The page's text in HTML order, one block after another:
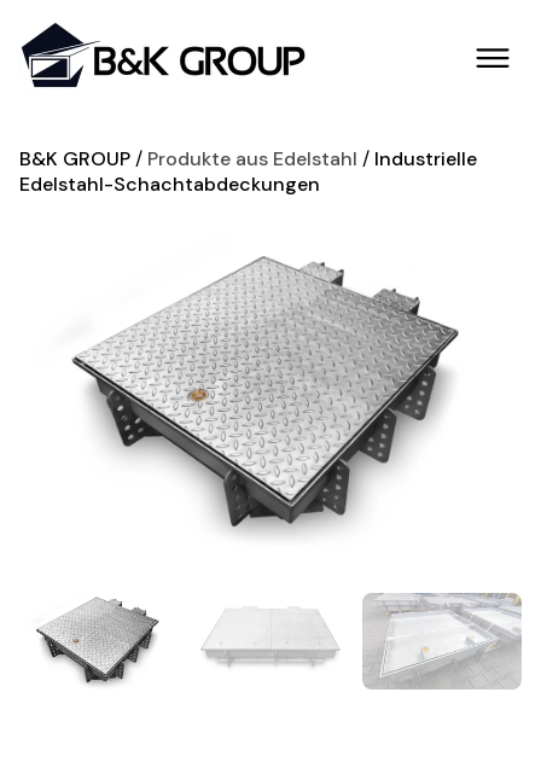
B&K GROUP Produkte aus Edelstahl
Industrielle
Edelstahl-Schachtabdeckungen